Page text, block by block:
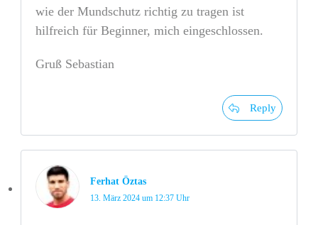
wie der Mundschutz richtig zu tragen ist
hilfreich für Beginner, mich eingeschlossen.
Gruß Sebastian
Reply
Ferhat Öztas
13. März 2024 um 12:37 Uhr